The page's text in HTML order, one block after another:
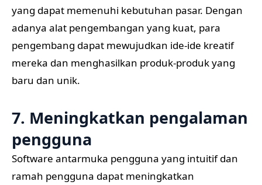
yang dapat memenuhi kebutuhan pasar. Dengan
adanya alat pengembangan yang kuat, para
pengembang dapat mewujudkan ide-ide kreatif
mereka dan menghasilkan produk-produk yang
baru dan unik.
7. Meningkatkan pengalaman
pengguna
Software antarmuka pengguna yang intuitif dan
ramah pengguna dapat meningkatkan